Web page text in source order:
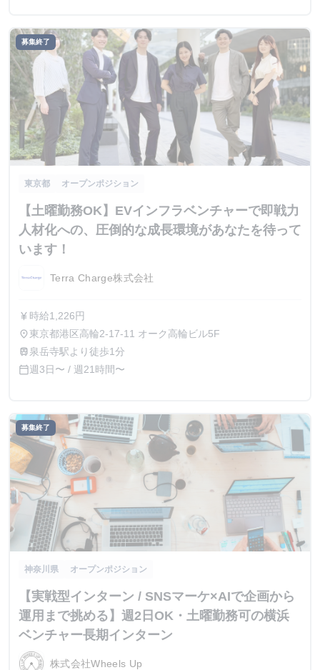
募集終了
東京都 オープンポジション
【土曜勤務OK】EVインフラベンチャーで即戦力
人材化への、圧倒的な成長環境があなたを待って
います！
Terra Charge株式会社
currency_yen 時給1,226円
place東京都港区高輪2-17-11 オーク高輪ビル5F
train 泉岳寺駅より徒歩1分
calendar_today週3日〜 / 週21時間〜
募集終了
神奈川県 オープンポジション
【実戦型インターン / SNSマーケ×AIで企画から
運用まで挑める】週2日OK・土曜勤務可の横浜
ベンチャー長期インターン
株式会社Wheels Up